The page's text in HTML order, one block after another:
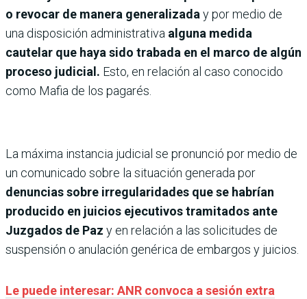
o revocar de manera generalizaday por medio de
una disposición administrativa alguna medida
cautelar que haya sido trabada en el marco de algún
proceso judicial. Esto, en relación al caso conocido
como Mafia de los pagarés.
La máxima instancia judicial se pronunció por medio de
un comunicado sobre la situación generada por
denuncias sobre irregularidades que se habrían
producido en juicios ejecutivos tramitados ante
Juzgados de Paz y en relación a las solicitudes de
suspensión o anulación genérica de embargos y juicios.
Le puede interesar: ANR convoca a sesión extra